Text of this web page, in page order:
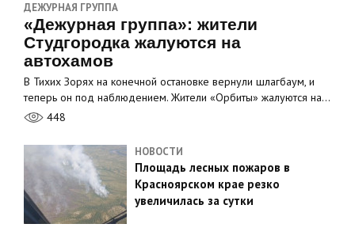
ДЕЖУРНАЯ ГРУППА
«Дежурная группа»: жители
Студгородка жалуются на
автохамов
В Тихих Зорях на конечной остановке вернули шлагбаум, и
теперь он под наблюдением. Жители «Орбиты» жалуются на…
448
НОВОСТИ
Площадь лесных пожаров в
Красноярском крае резко
увеличилась за сутки